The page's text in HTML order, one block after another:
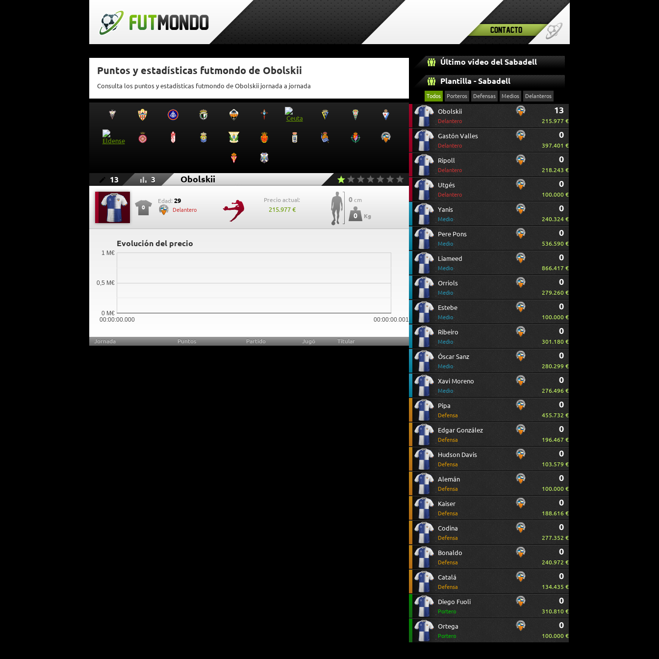
Contacto
Puntos y estadísticas futmondo de Obolskii
Consulta los puntos y estadísticas futmondo de Obolskii jornada a jornada
13 3 Obolskii
0
Edad: 29
Delantero
Precio actual:
215.977 €
0 cm
0 Kg
Evolución del precio
00:00:00.000 00:00:00.001
0 M€
0,5 M€
1 M€
Jornada Puntos Partido Jugó Titular
Último video del Sabadell
Plantilla - Sabadell
Todos Porteros Defensas Medios Delanteros
Obolskii
Delantero
13
215.977 €
Gastón Valles
Delantero
0
397.401 €
Ripoll
Delantero
0
218.243 €
Utgés
Delantero
0
100.000 €
Yanis
Medio
0
240.324 €
Pere Pons
Medio
0
536.590 €
Liameed
Medio
0
866.417 €
Orriols
Medio
0
279.260 €
Estebe
Medio
0
100.000 €
Ribeiro
Medio
0
301.180 €
Óscar Sanz
Medio
0
280.299 €
Xavi Moreno
Medio
0
276.496 €
Pipa
Defensa
0
455.732 €
Edgar González
Defensa
0
196.467 €
Hudson Davis
Defensa
0
103.579 €
Alemán
Defensa
0
100.000 €
Kaiser
Defensa
0
188.616 €
Codina
Defensa
0
277.352 €
Bonaldo
Defensa
0
240.972 €
Catalá
Defensa
0
134.435 €
Diego Fuoli
Portero
0
310.810 €
Ortega
Portero
0
100.000 €